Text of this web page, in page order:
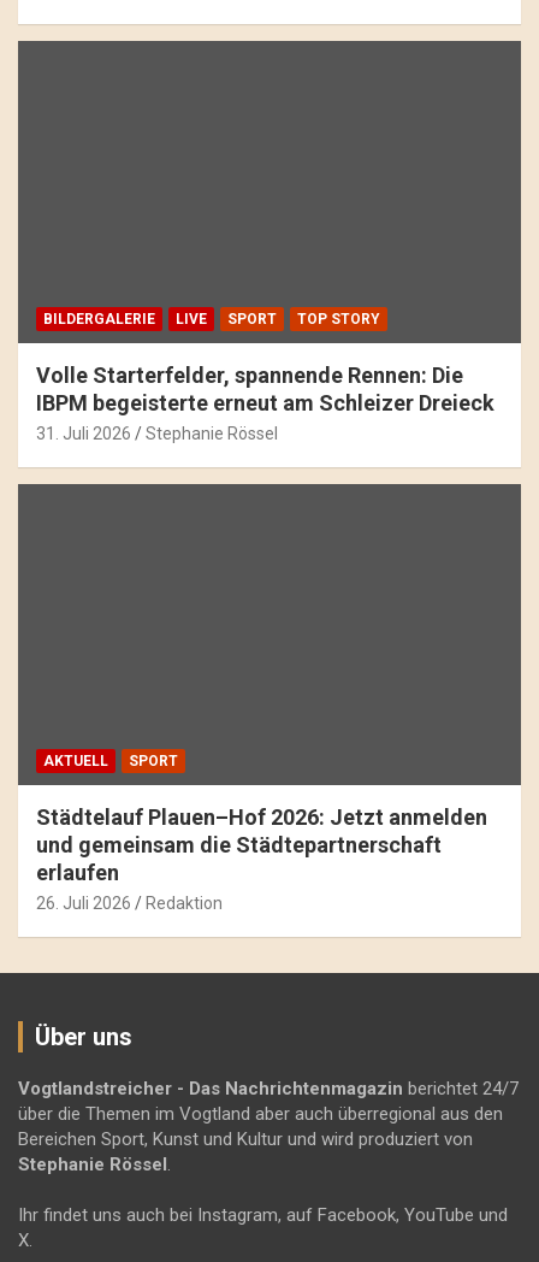
BILDERGALERIE LIVE SPORT TOP STORY
Volle Starterfelder, spannende Rennen: Die
IBPM begeisterte erneut am Schleizer Dreieck
31. Juli 2026 Stephanie Rössel
AKTUELL SPORT
Städtelauf Plauen–Hof 2026: Jetzt anmelden
und gemeinsam die Städtepartnerschaft
erlaufen
26. Juli 2026 Redaktion
Über uns
Vogtlandstreicher - Das Nachrichtenmagazin berichtet 24/7
über die Themen im Vogtland aber auch überregional aus den
Bereichen Sport, Kunst und Kultur und wird produziert von
Stephanie Rössel .
Ihr findet uns auch bei Instagram, auf Facebook, YouTube und
X.